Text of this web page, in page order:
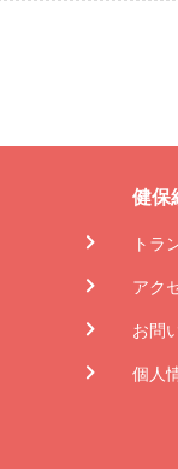
健保
トラ
アク
お問
個人